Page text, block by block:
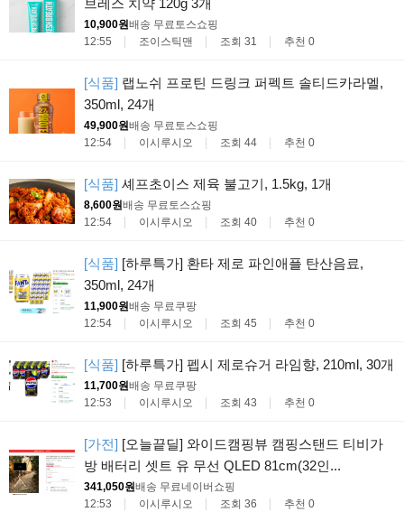
브레스 치약 120g 3개
10,900원배송 무료토스쇼핑
12:55
조이스틱맨 조회 31 추천 0
[식품] 랩노쉬 프로틴 드링크 퍼펙트 솔티드카라멜,
350ml, 24개
49,900원배송 무료토스쇼핑
12:54
이시루시오 조회 44 추천 0
[식품] 셰프초이스 제육 불고기, 1.5kg, 1개
8,600원배송 무료토스쇼핑
12:54
이시루시오 조회 40 추천 0
[식품] [하루특가] 환타 제로 파인애플 탄산음료,
350ml, 24개
11,900원배송 무료쿠팡
12:54
이시루시오 조회 45 추천 0
[식품] [하루특가] 펩시 제로슈거 라임향, 210ml, 30개
11,700원배송 무료쿠팡
12:53
이시루시오 조회 43 추천 0
[가전] [오늘끝딜] 와이드캠핑뷰 캠핑스탠드 티비가
방 배터리 셋트 유 무선 QLED 81cm(32인...
341,050원배송 무료네이버쇼핑
12:53
이시루시오 조회 36 추천 0